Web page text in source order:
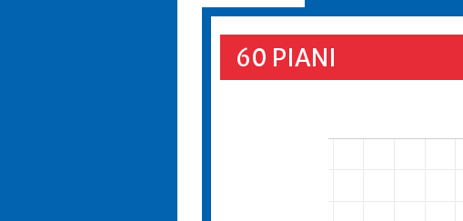
60 PIANI